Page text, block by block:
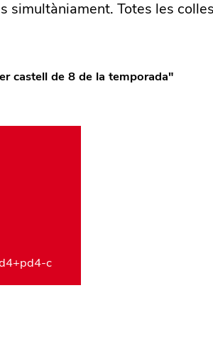
simultàniament. Totes les
castell de 8 de la temporada"
c